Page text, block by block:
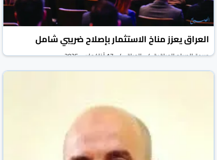
جريدة الصباح العراقية العراق 05 نيسان/أبريل 2025
العراق يعزز مناخ الاستثمار بإصلاح ضريبي شامل
جريدة الصباح العراقية العراق 17 آذار/مارس 2025